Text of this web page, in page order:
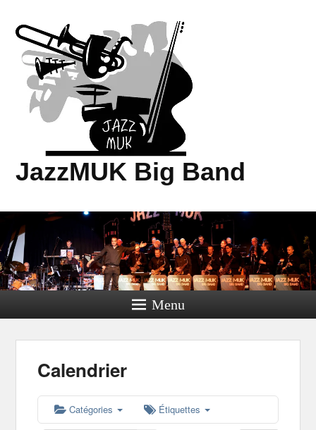
JazzMUK Big Band
Menu
Calendrier
Catégories Étiquettes